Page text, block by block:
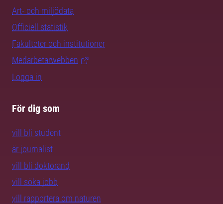
Art- och miljödata
Officiell statistik
Fakulteter och institutioner
Medarbetarwebben
Logga in
För dig som
vill bli student
är journalist
vill bli doktorand
vill söka jobb
vill rapportera om naturen